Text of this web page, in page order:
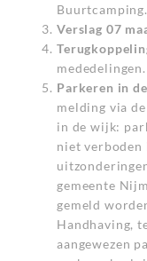
Buurtcamping.
Verslag 07
mededelingen.
Parkeren in
melding via
in de wijk:
niet verboden
gemeente
gemeld
Handhaving,
aangewezen